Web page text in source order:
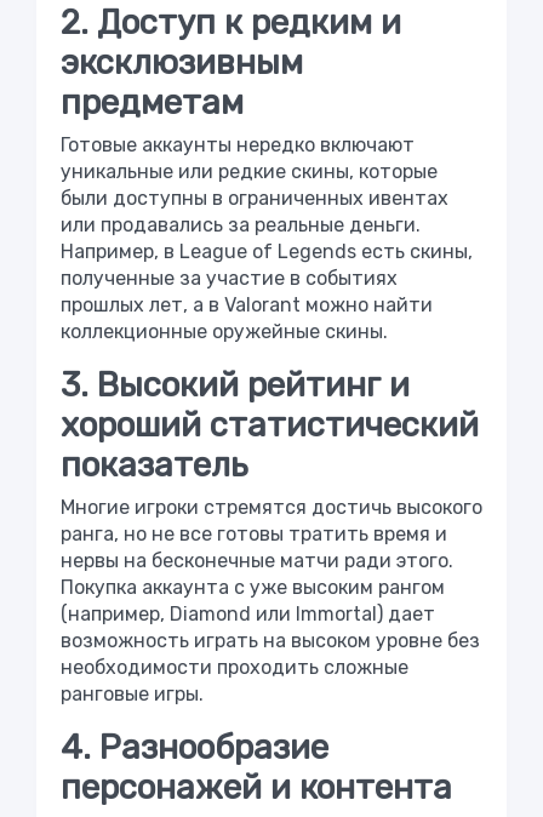
2. Доступ к редким и
эксклюзивным
предметам
Готовые аккаунты нередко включают
уникальные или редкие скины, которые
были доступны в ограниченных ивентах
или продавались за реальные деньги.
Например, в League of Legends есть скины,
полученные за участие в событиях
прошлых лет, а в Valorant можно найти
коллекционные оружейные скины.
3. Высокий рейтинг и
хороший статистический
показатель
Многие игроки стремятся достичь высокого
ранга, но не все готовы тратить время и
нервы на бесконечные матчи ради этого.
Покупка аккаунта с уже высоким рангом
(например, Diamond или Immortal) дает
возможность играть на высоком уровне без
необходимости проходить сложные
ранговые игры.
4. Разнообразие
персонажей и контента